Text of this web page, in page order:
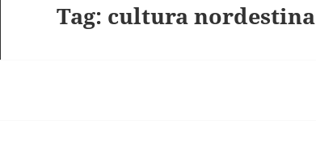
Tag: cultura nordestina